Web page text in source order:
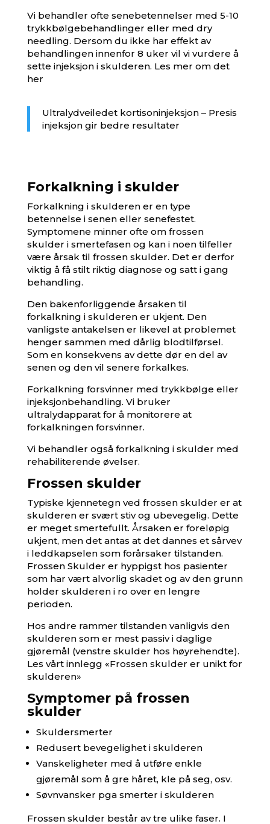
Vi behandler ofte senebetennelser med 5-10
trykkbølgebehandlinger eller med dry
needling. Dersom du ikke har effekt av
behandlingen innenfor 8 uker vil vi vurdere å
sette injeksjoni skulderen. Les mer om det
her
Ultralydveiledet kortisoninjeksjon – Presis
injeksjon gir bedre resultater
Forkalkning i skulder
Forkalkning i skulderen er en type
betennelse i senen eller senefestet.
Symptomene minner ofte om frossen
skulder i smertefasen og kan i noen tilfeller
være årsak til frossen skulder. Det er derfor
viktig å få stilt riktig diagnose og satt i gang
behandling.
Den bakenforliggende årsaken til
forkalkning i skulderen er ukjent. Den
vanligste antakelsen er likevel at problemet
henger sammen med dårlig blodtilførsel.
Som en konsekvens av dette dør en del av
senen og den vil senere forkalkes.
Forkalkning forsvinner med trykkbølge eller
injeksjonbehandling. Vi bruker
ultralydapparat for å monitorere at
forkalkningen forsvinner.
Vi behandler også forkalkning i skulder med
rehabiliterende øvelser.
Frossen skulder
Typiske kjennetegn ved frossen skulder er at
skulderen er svært stiv og ubevegelig. Dette
er meget smertefullt. Årsaken er foreløpig
ukjent, men det antas at det dannes et sårvev
i leddkapselen som forårsaker tilstanden.
Frossen Skulder er hyppigst hos pasienter
som har vært alvorlig skadet og av den grunn
holder skulderen i ro over en lengre
perioden.
Hos andre rammer tilstanden vanligvis den
skulderen som er mest passiv i daglige
gjøremål (venstre skulder hos høyrehendte).
Les vårt innlegg «Frossen skulder er unikt for
skulderen»
Symptomer på frossen
skulder
Skuldersmerter
Redusert bevegelighet i skulderen
Vanskeligheter med å utføre enkle
gjøremål som å gre håret, kle på seg, osv.
Søvnvansker pga smerter i skulderen
Frossen skulder består av tre ulike faser. I